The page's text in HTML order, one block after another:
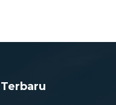
Terbaru